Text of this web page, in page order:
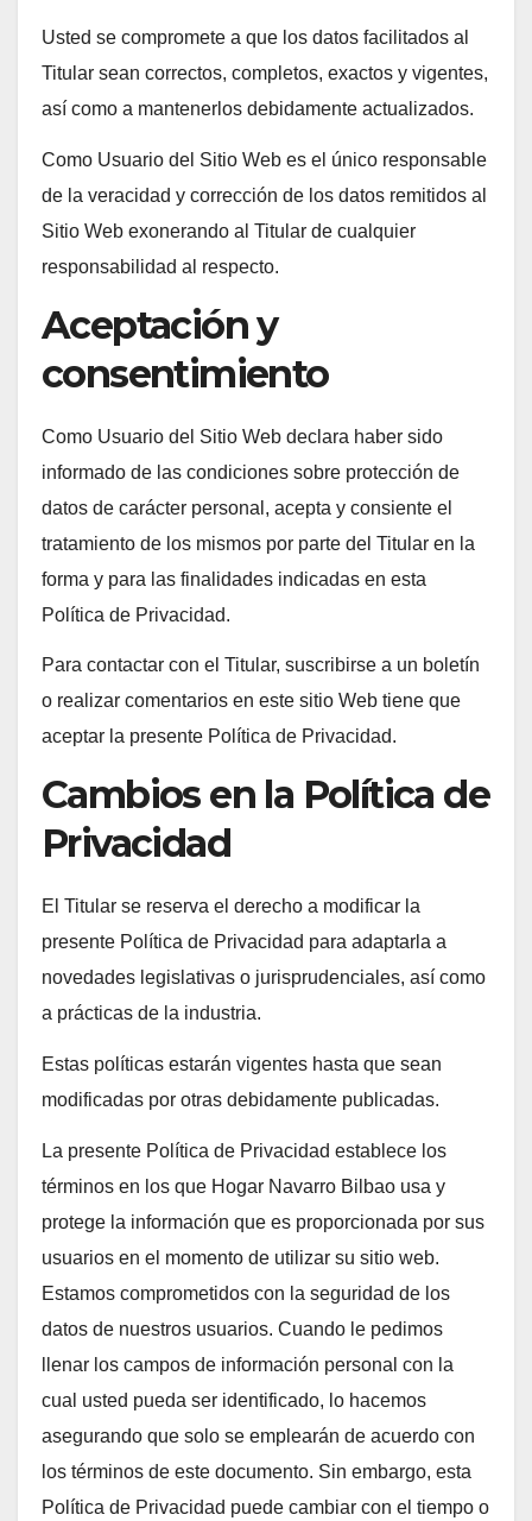
Usted se compromete a que los datos facilitados al
Titular sean correctos, completos, exactos y vigentes,
así como a mantenerlos debidamente actualizados.
Como Usuario del Sitio Web es el único responsable
de la veracidad y corrección de los datos remitidos al
Sitio Web exonerando al Titular de cualquier
responsabilidad al respecto.
Aceptación y
consentimiento
Como Usuario del Sitio Web declara haber sido
informado de las condiciones sobre protección de
datos de carácter personal, acepta y consiente el
tratamiento de los mismos por parte del Titular en la
forma y para las finalidades indicadas en esta
Política de Privacidad.
Para contactar con el Titular, suscribirse a un boletín
o realizar comentarios en este sitio Web tiene que
aceptar la presente Política de Privacidad.
Cambios en la Política de
Privacidad
El Titular se reserva el derecho a modificar la
presente Política de Privacidad para adaptarla a
novedades legislativas o jurisprudenciales, así como
a prácticas de la industria.
Estas políticas estarán vigentes hasta que sean
modificadas por otras debidamente publicadas.
La presente Política de Privacidad establece los
términos en los que Hogar Navarro Bilbao usa y
protege la información que es proporcionada por sus
usuarios en el momento de utilizar su sitio web.
Estamos comprometidos con la seguridad de los
datos de nuestros usuarios. Cuando le pedimos
llenar los campos de información personal con la
cual usted pueda ser identificado, lo hacemos
asegurando que solo se emplearán de acuerdo con
los términos de este documento. Sin embargo, esta
Política de Privacidad puede cambiar con el tiempo o